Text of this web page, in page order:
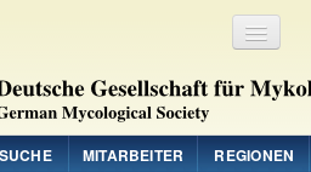
MITARBEITER REGIONEN